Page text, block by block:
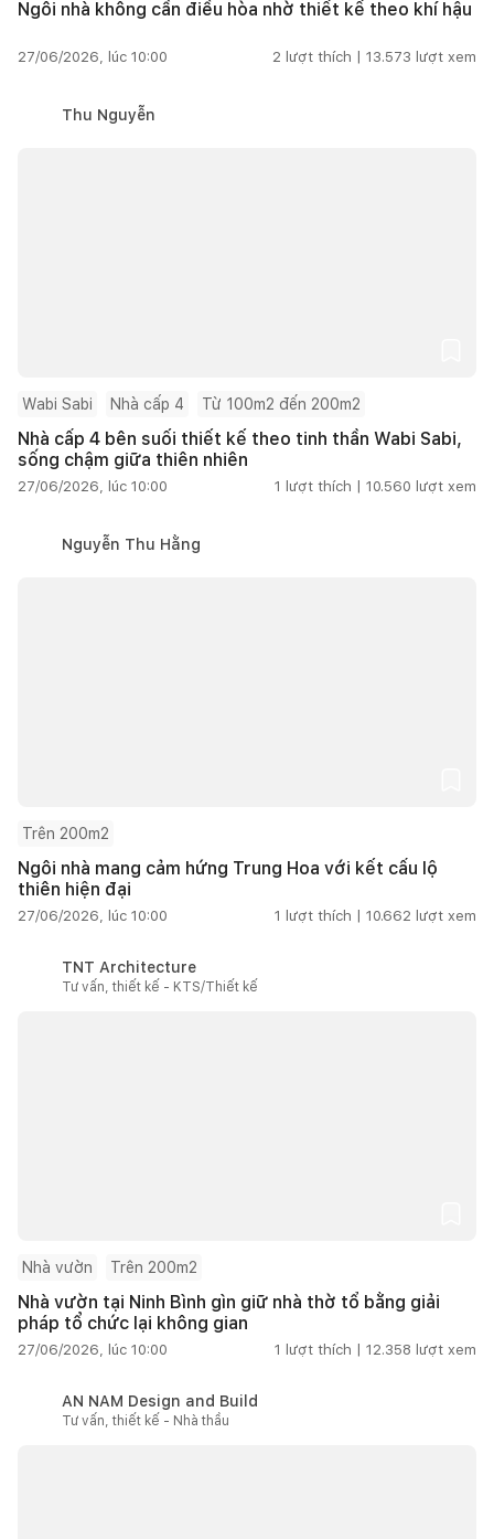
Ngôi nhà không cần điều hòa nhờ thiết kế theo khí hậu
27/06/2026, lúc 10:00 2 lượt thích | 13.573 lượt xem
Thu Nguyễn
Wabi Sabi Nhà cấp 4 Từ 100m2 đến 200m2
Nhà cấp 4 bên suối thiết kế theo tinh thần Wabi Sabi,
sống chậm giữa thiên nhiên
27/06/2026, lúc 10:00 1 lượt thích | 10.560 lượt xem
Nguyễn Thu Hằng
Trên 200m2
Ngôi nhà mang cảm hứng Trung Hoa với kết cấu lộ
thiên hiện đại
27/06/2026, lúc 10:00 1 lượt thích | 10.662 lượt xem
TNT Architecture
Tư vấn, thiết kế - KTS/Thiết kế
Nhà vườn Trên 200m2
Nhà vườn tại Ninh Bình gìn giữ nhà thờ tổ bằng giải
pháp tổ chức lại không gian
27/06/2026, lúc 10:00 1 lượt thích | 12.358 lượt xem
AN NAM Design and Build
Tư vấn, thiết kế - Nhà thầu